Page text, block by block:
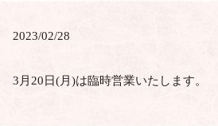
2023/02/28
3月20日(月)は臨時営業いたします。